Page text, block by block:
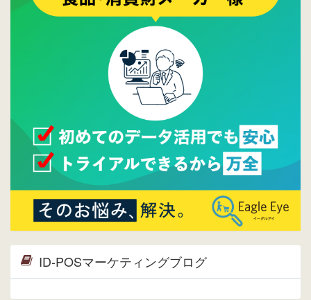
2015/09/28
ウレコンが機能拡充し、サイトリニューアル
しました。⇒
ウレコンFacebook
Facebookページを開設しました。詳細は
ら。
ウレコンサイトリリースしました。
ID-POSマーケティングブログ